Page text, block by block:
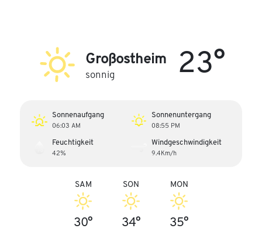
Großostheim
sonnig 23°
Sonnenaufgang
06:03 AM
Sonnenuntergang
08:55 PM
Feuchtigkeit
42%
Windgeschwindigkeit
9.4Km/h
SAM
30°
SON
34°
MON
35°